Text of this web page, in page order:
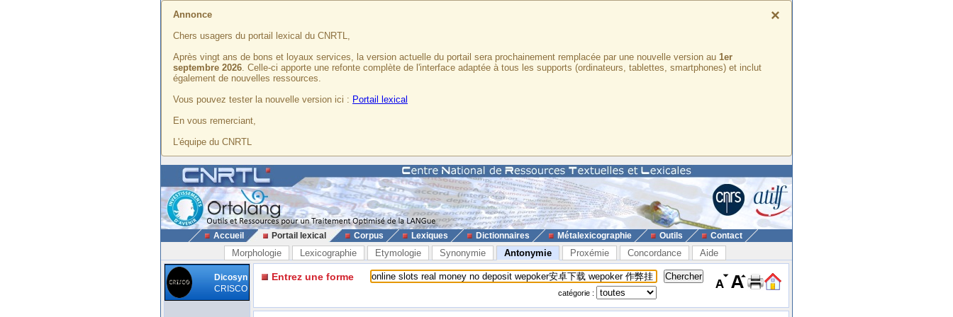
×
Annonce
Chers usagers du portail lexical du CNRTL,
Après vingt ans de bons et loyaux services, la version actuelle du portail sera prochainement remplacée par une nouvelle version au 1er
septembre 2026. Celle-ci apporte une refonte complète de l'interface adaptée à tous les supports (ordinateurs, tablettes, smartphones) et inclut
également de nouvelles ressources.
Vous pouvez tester la nouvelle version ici : Portail lexical
En vous remerciant,
L'équipe du CNRTL
Accueil Portail lexical Corpus Lexiques Dictionnaires Métalexicographie Outils Contact
Morphologie Lexicographie Etymologie Synonymie Antonymie Proxémie Concordance Aide
Dicosyn
CRISCO
Entrez une forme
catégorie :